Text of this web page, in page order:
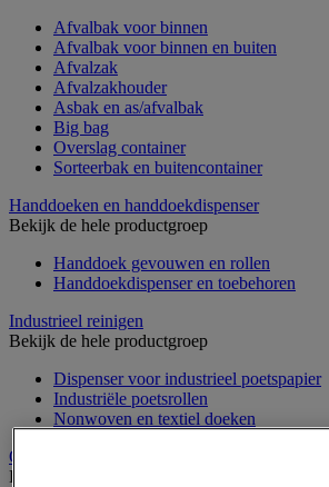
Afvalbak voor binnen
Afvalbak voor binnen en buiten
Afvalzak
Afvalzakhouder
Asbak en as/afvalbak
Big bag
Overslag container
Sorteerbak en buitencontainer
Handdoeken en handdoekdispenser
Bekijk de hele productgroep
Handdoek gevouwen en rollen
Handdoekdispenser en toebehoren
Industrieel reinigen
Bekijk de hele productgroep
Dispenser voor industrieel poetspapier
Industriële poetsrollen
Nonwoven en textiel doeken
Onderdelen voor sanitair, douche en badkamer
Bekijk de hele productgroep